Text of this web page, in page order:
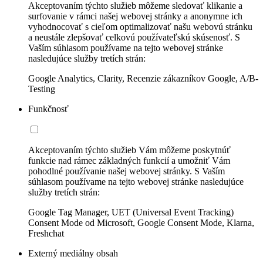
Akceptovaním týchto služieb môžeme sledovať klikanie a
surfovanie v rámci našej webovej stránky a anonymne ich
vyhodnocovať s cieľom optimalizovať našu webovú stránku
a neustále zlepšovať celkovú používateľskú skúsenosť. S
Vaším súhlasom používame na tejto webovej stránke
nasledujúce služby tretích strán:
Google Analytics, Clarity, Recenzie zákazníkov Google, A/B-
Testing
Funkčnosť
Akceptovaním týchto služieb Vám môžeme poskytnúť
funkcie nad rámec základných funkcií a umožniť Vám
pohodlné používanie našej webovej stránky. S Vaším
súhlasom používame na tejto webovej stránke nasledujúce
služby tretích strán:
Google Tag Manager, UET (Universal Event Tracking)
Consent Mode od Microsoft, Google Consent Mode, Klarna,
Freshchat
Externý mediálny obsah